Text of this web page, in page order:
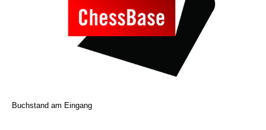
Buchstand am Eingang